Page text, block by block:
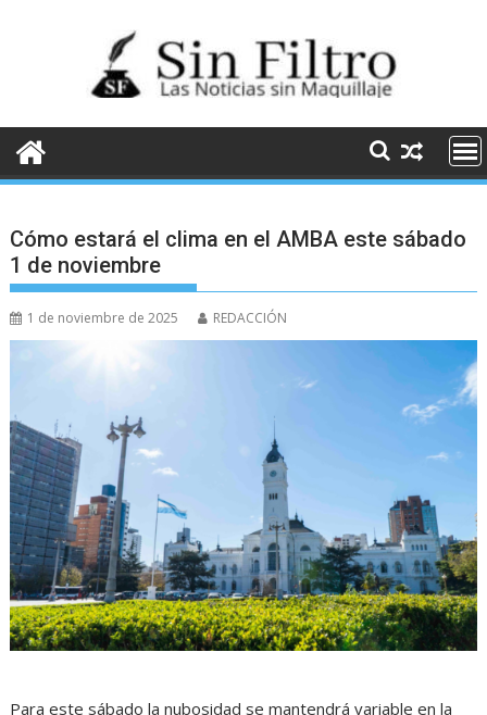
Cómo estará el clima en el AMBA este sábado
1 de noviembre
1 de noviembre de 2025 REDACCIÓN
Para este sábado la nubosidad se mantendrá variable en la